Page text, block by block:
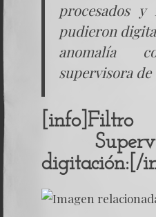
procesados
pudieron
anomalía
supervisora
digitación:[/